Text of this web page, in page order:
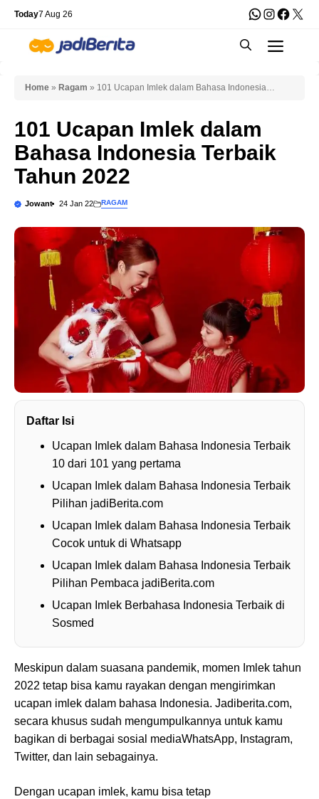
Skip
content
Today7 Aug 26 WhatsApp
X
Home » Ragam » 101 Ucapan Imlek dalam Bahasa Indonesia
101 Ucapan Imlek dalam
Bahasa Indonesia Terbaik
Tahun 2022
Jowant 24 Jan 22 RAGAM
Daftar Isi
Ucapan Imlek dalam Bahasa Indonesia Terbaik
10 dari 101 yang pertama
Ucapan Imlek dalam Bahasa Indonesia Terbaik
Pilihan jadiBerita.com
Ucapan Imlek dalam Bahasa Indonesia Terbaik
Cocok untuk di Whatsapp
Ucapan Imlek dalam Bahasa Indonesia Terbaik
Pilihan Pembaca jadiBerita.com
Ucapan Imlek Berbahasa Indonesia Terbaik di
Sosmed
Meskipun dalam suasana pandemik, momen Imlek tahun
2022 tetap bisa kamu rayakan dengan mengirimkan
ucapan imlek dalam bahasa Indonesia. Jadiberita.com,
secara khusus sudah mengumpulkannya untuk kamu
bagikan di berbagai sosial mediaWhatsApp, Instagram,
Twitter, dan lain sebagainya.
Dengan ucapan imlek, kamu bisa tetap